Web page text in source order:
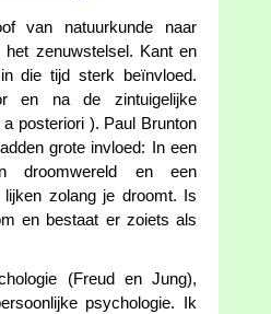
van natuurkunde naar
zenuwstelsel. Kant en
die tijd sterk beïnvloed.
en na de zintuigelijke
posteriori ). Paul Brunton
grote invloed: In een
droomwereld en een
zolang je droomt. Is
en bestaat er zoiets als
(Freud en Jung),
psychologie. Ik